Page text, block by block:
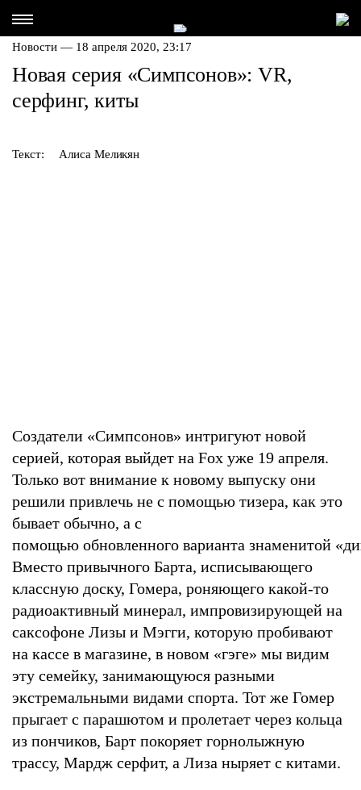
Новости — 18 апреля 2020, 23:17
Новая серия «Симпсонов»: VR,
серфинг, киты
Текст: Алиса Меликян
Создатели «Симпсонов» интригуют новой
серией, которая выйдет на Fox уже 19 апреля.
Только вот внимание к новому выпуску они
решили привлечь не с помощью тизера, как это
бывает обычно, а с
помощью обновленного варианта знаменитой
Вместо привычного Барта, исписывающего
классную доску, Гомера, роняющего какой-то
радиоактивный минерал, импровизирующей на
саксофоне Лизы и Мэгги, которую пробивают
на кассе в магазине, в новом «гэге» мы видим
эту семейку, занимающуюся разными
экстремальными видами спорта. Тот же Гомер
прыгает с парашютом и пролетает через кольца
из пончиков, Барт покоряет горнолыжную
трассу, Мардж серфит, а Лиза ныряет с китами.